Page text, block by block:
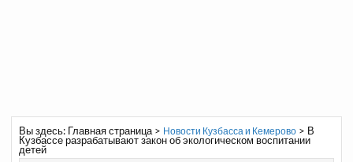
Вы здесь: Главная страница> Новости Кузбасса и Кемерово> В
Кузбассе разрабатывают закон об экологическом воспитании
детей